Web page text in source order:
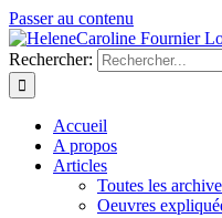
Passer au contenu
Rechercher:
Accueil
A propos
Articles
Toutes les
Oeuvres